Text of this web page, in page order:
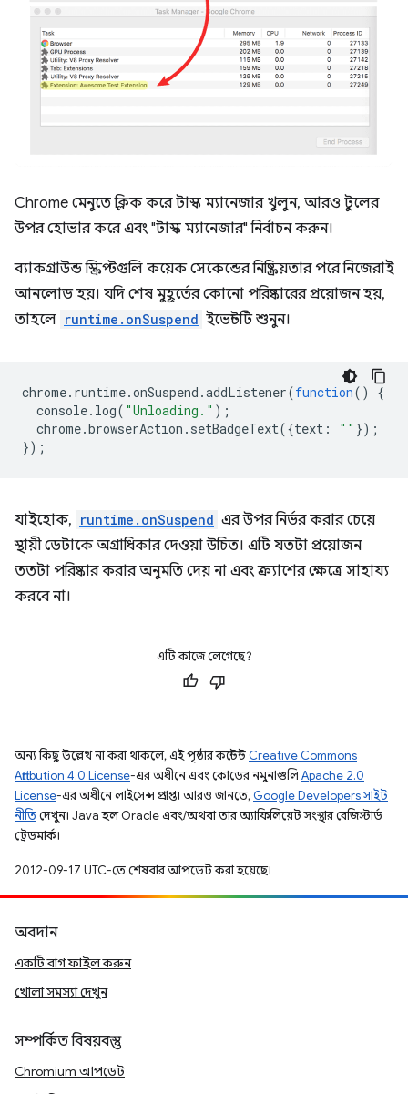
Chrome মেনুতে ক্লিক করে টাস্ক ম্যানেজার খুলুন, আরও টুলের
উপর হোভার করে এবং "টাস্ক ম্যানেজার" নির্বাচন করুন।
ব্যাকগ্রাউন্ড স্ক্রিপ্টগুলি কয়েক সেকেন্ডের নিষ্ক্রিয়তার পরে নিজেরাই
আনলোড হয়। যদি শেষ মুহূর্তের কোনো পরিষ্কারের প্রয়োজন হয়,
তাহলে runtime.onSuspend ইভেন্টটি শুনুন।
chrome. runtime.onSuspend .addListener(function()
{
console. log( "Unloading." );
chrome.browserAction . setBadgeText({text : "" });
});
যাইহোক, runtime.onSuspend এর উপর নির্ভর করার চেয়ে
স্থায়ী ডেটাকে অগ্রাধিকার দেওয়া উচিত। এটি যতটা প্রয়োজন
ততটা পরিষ্কার করার অনুমতি দেয় না এবং ক্র্যাশের ক্ষেত্রে সাহায্য
করবে না।
এটি কাজে লেগেছে?
অন্য কিছু উল্লেখ না করা থাকলে, এই পৃষ্ঠার কন্টেন্ট Creative Commons
Attribution 4.0 License-এর অধীনে এবং কোডের নমুনাগুলিApache 2.0
License-এর অধীনে লাইসেন্স প্রাপ্ত। আরও জানতে, Google Developers সাইট
নীতিদেখুন। Java হল Oracle এবং/অথবা তার অ্যাফিলিয়েট সংস্থার রেজিস্টার্ড
ট্রেডমার্ক।
2012-09-17 UTC-তে শেষবার আপডেট করা হয়েছে।
অবদান
একটি বাগ ফাইল করুন
খোলা সমস্যা দেখুন
সম্পর্কিত বিষয়বস্তু
Chromium আপডেট